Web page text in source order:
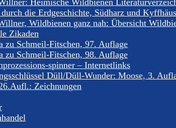
Heimische Wildbienen
die Erdgeschichte, Südharz und
Wildbienen ganz nah: Übersicht
Zikaden
zu Schmeil-Fitschen, 97. Auflage
zu Schmeil-Fitschen, 98. Auflage
spinner – Internetlinks
Düll/Düll-Wunder: Moose, 3.
Zeichnungen